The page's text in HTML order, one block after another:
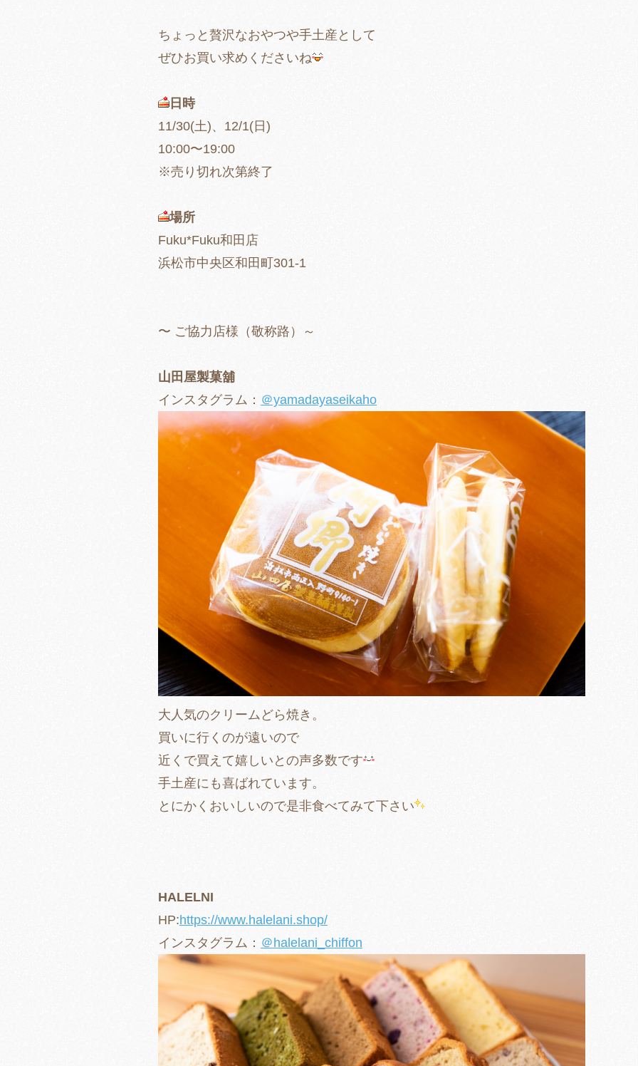
ちょっと贅沢なおやつや手土産として
ぜひお買い求めくださいね
日時
11/30(土)、12/1(日)
10:00〜19:00
※売り切れ次第終了
場所
Fuku*Fuku和田店
浜松市中央区和田町301-1
〜 ご協力店様（敬称路）～
山田屋製菓舖
インスタグラム： ＠yamadayaseikaho
大人気のクリームどら焼き。
買いに行くのが遠いので
近くで買えて嬉しいとの声多数です
手土産にも喜ばれています。
とにかくおいしいので是非食べてみて下さい
HALELNI
HP:https://www.halelani.shop/
インスタグラム： ＠halelani_chiffon